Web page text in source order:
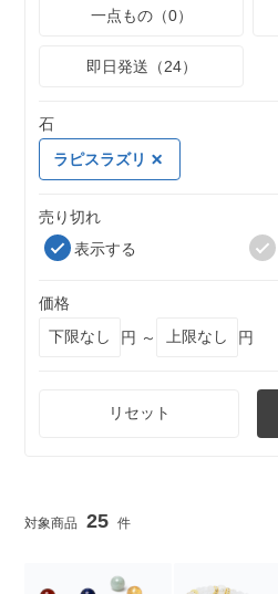
一点もの（0）
即日発送（24）
石
ラピスラズリ
売り切れ
表示する
価格
円 ～
円
リセット
25